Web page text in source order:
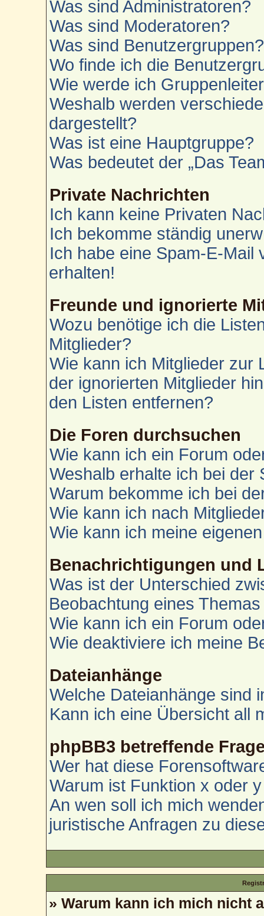
Was sind Administratoren?
Was sind Moderatoren?
Was sind Benutzergruppen?
Wo finde ich die
Wie werde ich
Weshalb werden
dargestellt?
Was ist eine Hauptgruppe?
Was bedeutet der „Das
Private Nachrichten
Ich kann keine Privaten
Ich bekomme ständig
Ich habe eine Spam-E-Mail
erhalten!
Freunde und ignorierte
Wozu benötige ich die
Mitglieder?
Wie kann ich Mitglieder zur
der ignorierten Mitglieder
den Listen entfernen?
Die Foren durchsuchen
Wie kann ich ein Forum
Weshalb erhalte ich bei der
Warum bekomme ich bei
Wie kann ich nach
Wie kann ich meine
Benachrichtigungen und
Was ist der Unterschied
Beobachtung eines
Wie kann ich ein Forum
Wie deaktiviere ich meine
Dateianhänge
Welche Dateianhänge sind
Kann ich eine Übersicht all
phpBB3 betreffende
Wer hat diese
Warum ist Funktion x oder
An wen soll ich mich
juristische Anfragen zu
» Warum kann ich mich nicht